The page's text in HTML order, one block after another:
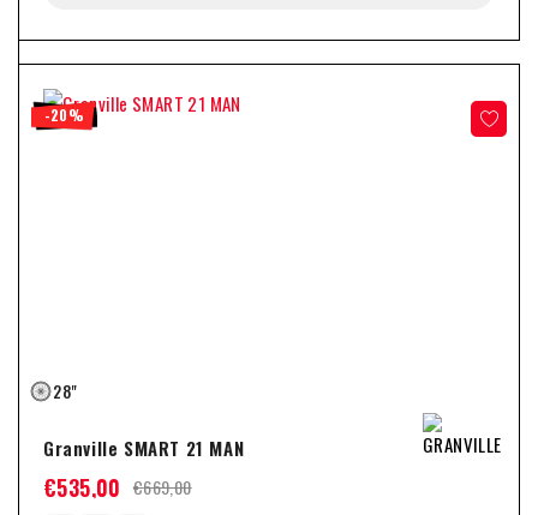
-20%
28"
Granville SMART 21 MAN
€669,00
€535,00